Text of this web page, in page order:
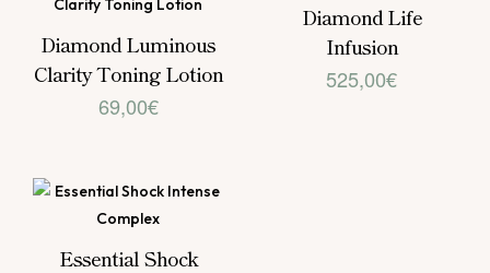
Diamond Luminous
Clarity Toning Lotion
69,00€
Diamond Life
Infusion
525,00€
Essential Shock